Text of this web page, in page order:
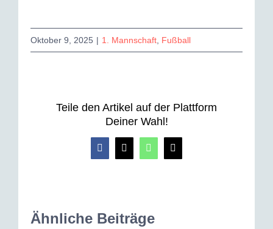
Oktober 9, 2025 | 1. Mannschaft Fußball
Teile den Artikel auf der Plattform
Deiner Wahl!
Facebook
X WhatsApp
E-
Mail
Ähnliche Beiträge